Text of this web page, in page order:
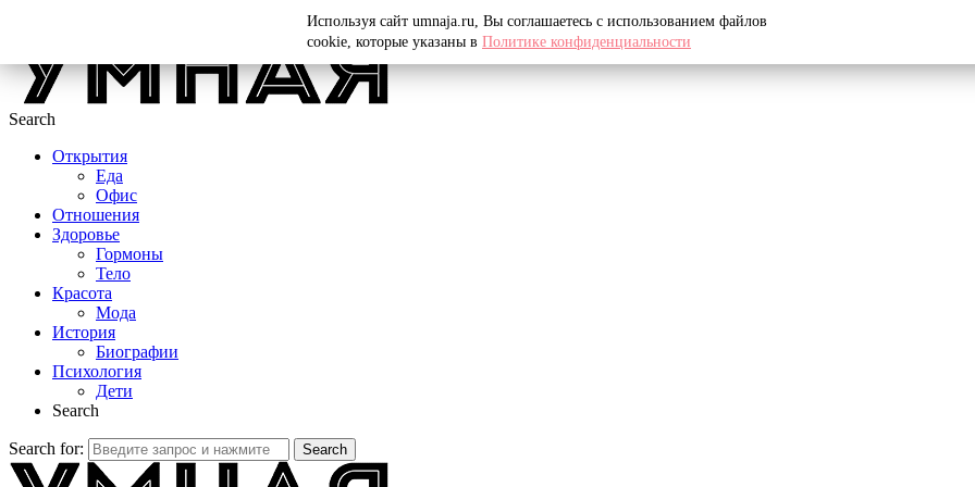
Search
Открытия
Еда
Офис
Отношения
Здоровье
Гормоны
Тело
Красота
Мода
История
Биографии
Психология
Дети
Search
Search for: Search
Используя сайт umnaja.ru, Вы соглашаетесь с использованием файлов
cookie, которые указаны в Политике конфиденциальности